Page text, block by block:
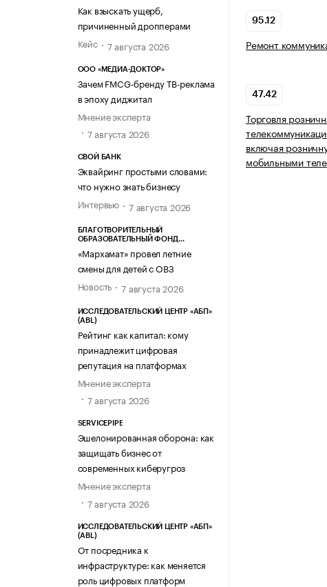
Как взыскать ущерб,
причиненный дропперами
Кейс
7 августа 2026
ООО «МЕДИА-ДОКТОР»
Зачем FMCG-бренду ТВ-реклама
в эпоху диджитал
Мнение эксперта
7 августа 2026
СВОЙ БАНК
Эквайринг простыми словами:
что нужно знать бизнесу
Интервью
7 августа 2026
БЛАГОТВОРИТЕЛЬНЫЙ
ОБРАЗОВАТЕЛЬНЫЙ ФОНД
«Мархамат» провел летние
смены для детей с ОВЗ
Новость
7 августа 2026
ИССЛЕДОВАТЕЛЬСКИЙ ЦЕНТР «АБП»
(ABL)
Рейтинг как капитал: кому
принадлежит цифровая
репутация на платформах
Мнение эксперта
7 августа 2026
SERVICEPIPE
Эшелонированная оборона: как
защищать бизнес от
современных киберугроз
Мнение эксперта
7 августа 2026
ИССЛЕДОВАТЕЛЬСКИЙ ЦЕНТР «АБП»
(ABL)
От посредника к
инфраструктуре: как меняется
роль цифровых платформ
95.12
Ремонт
47.42
Торговля
включая
мобильными